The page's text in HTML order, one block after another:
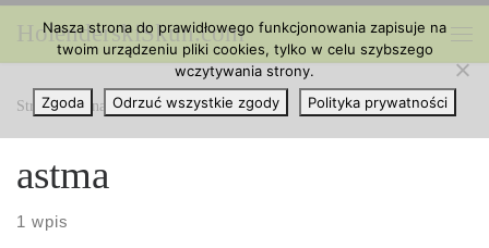
Przejdź do treści
HolenderskiSkun.com
Strona główna » astma
astma
1 wpis
Nasza strona do prawidłowego funkcjonowania zapisuje na
twoim urządzeniu pliki cookies, tylko w celu szybszego
wczytywania strony.
Zgoda
Odrzuć wszystkie zgody Polityka prywatności